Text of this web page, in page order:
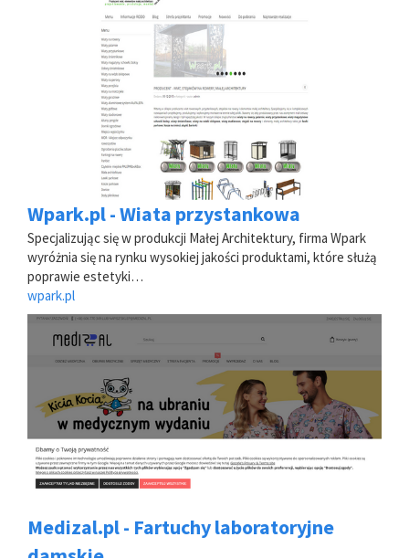
Wpark.pl - Wiata przystankowa
Specjalizując się w produkcji Małej Architektury, firma Wpark
wyróżnia się na rynku wysokiej jakości produktami, które służą
poprawie estetyki…
wpark.pl
Medizal.pl - Fartuchy laboratoryjne